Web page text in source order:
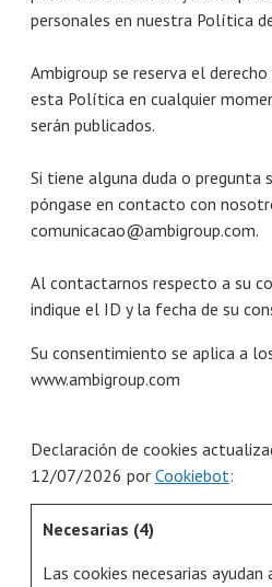
personales en nuestra Política
Ambigroup se reserva el
esta Política en cualquier
serán publicados.
Si tiene alguna duda o pregunta
póngase en contacto con
comunicacao@ambigroup.com.
Al contactarnos respecto a su
indique el ID y la fecha de su
Su consentimiento se aplica a
www.ambigroup.com
Declaración de cookies
12/07/2026 por Cookiebot:
Necesarias (4)
Las cookies necesarias ayudan